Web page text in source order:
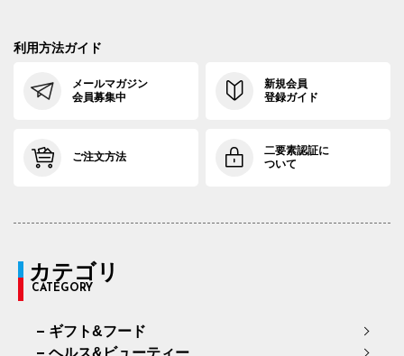
利用方法ガイド
メールマガジン
会員募集中
新規会員
登録ガイド
ご注文方法
二要素認証に
ついて
カテゴリ
CATEGORY
ギフト&フード
ヘルス&ビューティー